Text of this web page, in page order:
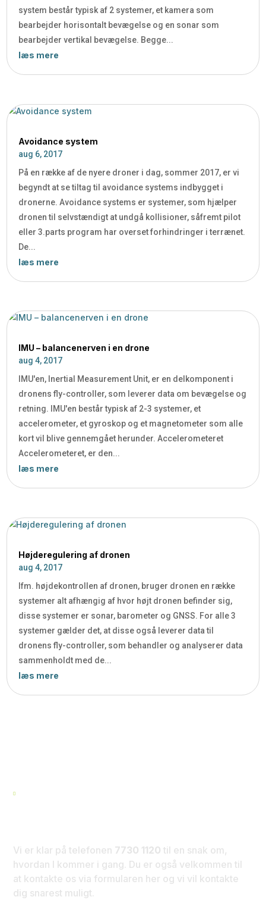
system består typisk af 2 systemer, et kamera som
bearbejder horisontalt bevægelse og en sonar som
bearbejder vertikal bevægelse. Begge...
læs mere
Avoidance system
aug 6, 2017
På en række af de nyere droner i dag, sommer 2017, er vi
begyndt at se tiltag til avoidance systems indbygget i
dronerne. Avoidance systems er systemer, som hjælper
dronen til selvstændigt at undgå kollisioner, såfremt pilot
eller 3.parts program har overset forhindringer i terrænet.
De...
læs mere
IMU – balancenerven i en drone
aug 4, 2017
IMU'en, Inertial Measurement Unit, er en delkomponent i
dronens fly-controller, som leverer data om bevægelse og
retning. IMU'en består typisk af 2-3 systemer, et
accelerometer, et gyroskop og et magnetometer som alle
kort vil blive gennemgået herunder. Accelerometeret
Accelerometeret, er den...
læs mere
Højderegulering af dronen
aug 4, 2017
Ifm. højdekontrollen af dronen, bruger dronen en række
systemer alt afhængig af hvor højt dronen befinder sig,
disse systemer er sonar, barometer og GNSS. For alle 3
systemer gælder det, at disse også leverer data til
dronens fly-controller, som behandler og analyserer data
sammenholdt med de...
læs mere

Vi er klar på telefonen 7730 1120 til en snak om,
hvordan I kommer i gang. Du er også velkommen til
at kontakte os via formularen her og vi vil kontakte
dig snarest muligt.